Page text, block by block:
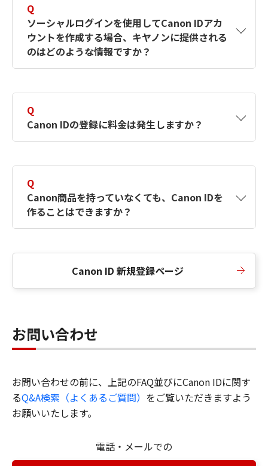
す。詳しい作成方法は【カメラ】Canon IDとは
何ですか？Canon IDの作成方法は？をご確認く
ださい。
Q
ソーシャルログインを使用してCanon IDアカ
ウントを作成する場合、キヤノンに提供される
のはどのような情報ですか？
択したサービスから取得します。アカウントを
簡単に作成できるように、この情報を使用して
Canon IDの登録フォームを入力します。
Q
Canon IDの登録に料金は発生しますか？
Q
Canon商品を持っていなくても、Canon IDを
作ることはできますか？
Canon ID 新規登録ページ
お問い合わせ
お問い合わせの前に、上記のFAQ並びにCanon IDに関す
るQ&A検索（よくあるご質問） をご覧いただきますよう
お願いいたします。
電話・メールでの